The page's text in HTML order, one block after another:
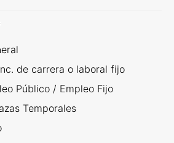
de carrera o laboral fijo
Público / Empleo Fijo
Temporales